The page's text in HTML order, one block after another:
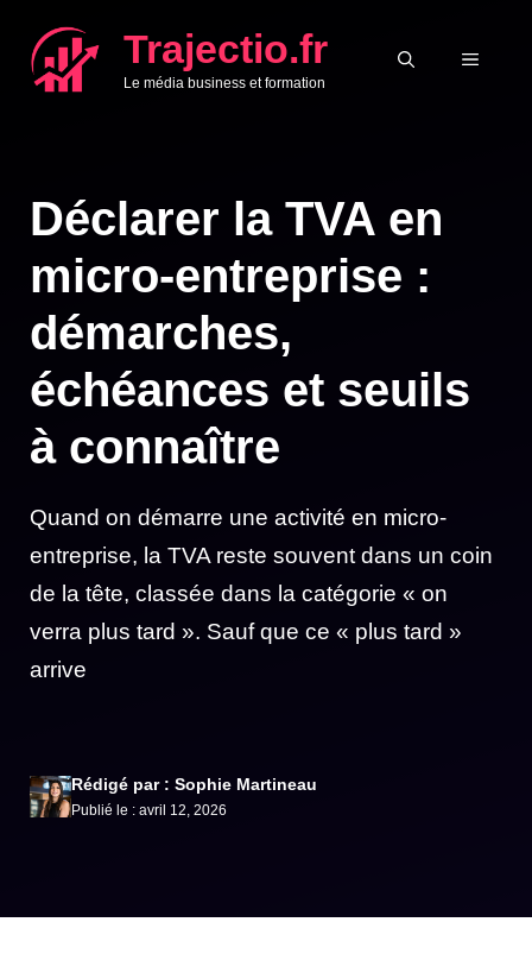
contenu
Trajectio.fr
Le média business et formation
MENU
Déclarer la TVA en
micro-entreprise :
démarches,
échéances et seuils
à connaître
Quand on démarre une activité en micro-
entreprise, la TVA reste souvent dans un coin
de la tête, classée dans la catégorie « on
verra plus tard ». Sauf que ce « plus tard »
arrive
Rédigé par : Sophie Martineau
Publié le : avril 12, 2026